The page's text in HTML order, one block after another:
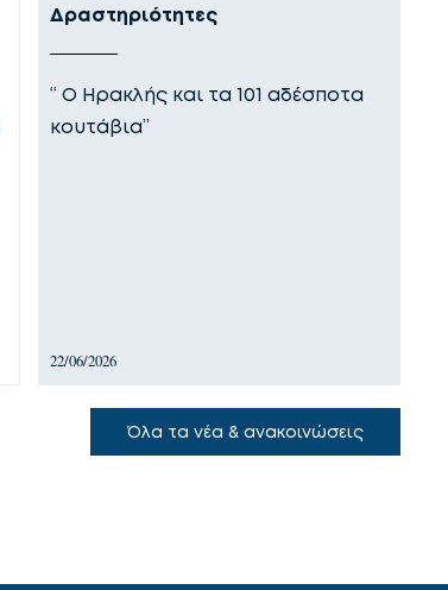
Δραστηριότητες
“ Ο Ηρακλής και τα 101 αδέσποτα
κουτάβια”
22/06/2026
Όλα τα νέα & ανακοινώσεις